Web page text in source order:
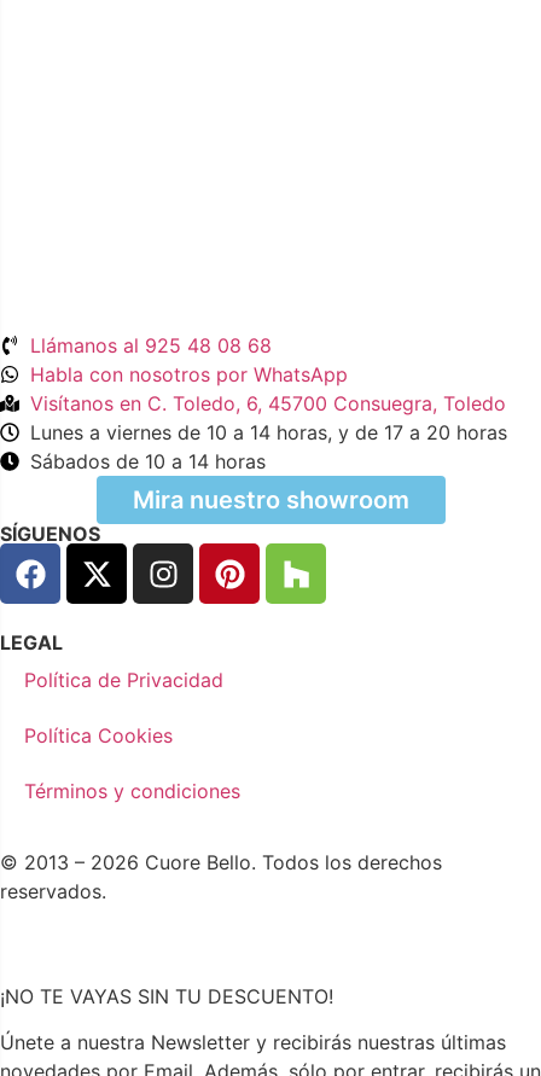
Llámanos al 925 48 08 68
Habla con nosotros por WhatsApp
Visítanos en C. Toledo, 6, 45700 Consuegra, Toledo
Lunes a viernes de 10 a 14 horas, y de 17 a 20 horas
Sábados de 10 a 14 horas
Mira nuestro showroom
SÍGUENOS
LEGAL
Política de Privacidad
Política Cookies
Términos y condiciones
© 2013 – 2026 Cuore Bello. Todos los derechos
reservados.
¡NO TE VAYAS SIN TU DESCUENTO!
Únete a nuestra Newsletter y recibirás nuestras últimas
novedades por Email. Además, sólo por entrar, recibirás un